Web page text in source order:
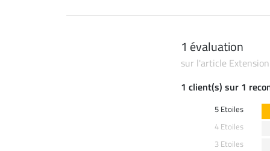
1 évaluation
sur l'article
1 client(s) sur 1
5 Etoiles
4 Etoiles
3 Etoiles